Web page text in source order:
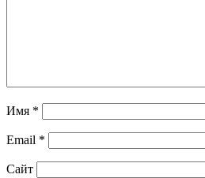
Имя *
Email *
Сайт